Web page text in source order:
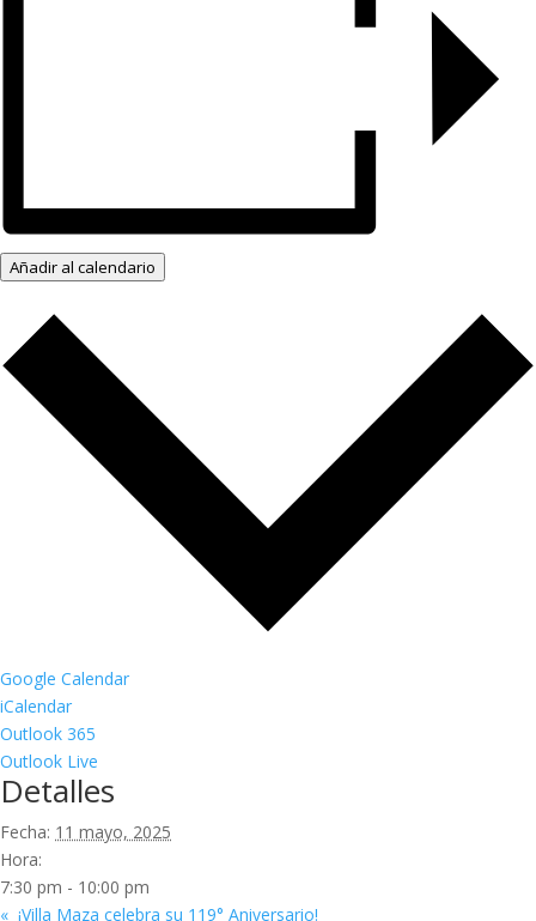
Añadir al calendario
Google Calendar
iCalendar
Outlook 365
Outlook Live
Detalles
Fecha: 11 mayo, 2025
Hora:
7:30 pm - 10:00 pm
« ¡Villa Maza celebra su 119° Aniversario!